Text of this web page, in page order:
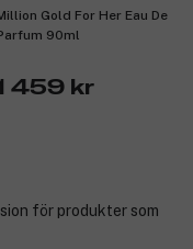
Gold For Her Eau De
90ml
459 kr
för produkter som